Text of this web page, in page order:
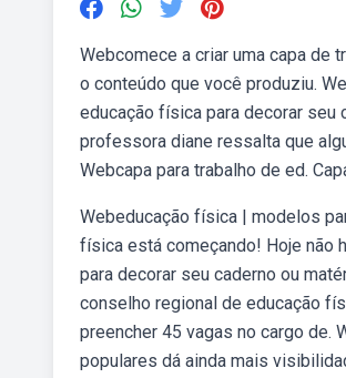
Webcomece a criar uma capa de
o conteúdo que você produziu.
educação física para decorar
professora diane ressalta que
Webcapa para trabalho de ed.
Webeducação física | modelos
física está começando! Hoje não
para decorar seu caderno ou
conselho regional de educação
preencher 45 vagas no cargo de.
populares dá ainda mais